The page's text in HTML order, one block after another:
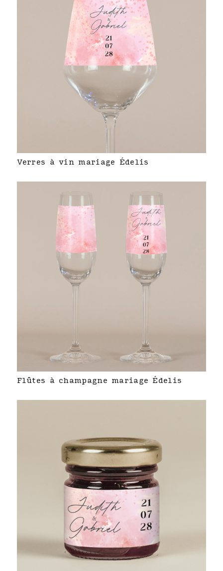
Verres à vin mariage Édelis
Flûtes à champagne mariage Édelis